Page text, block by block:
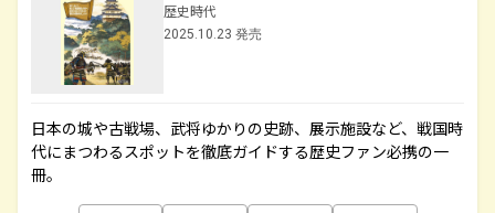
歴史時代
2025.10.23 発売
日本の城や古戦場、武将ゆかりの史跡、展示施設など、戦国時
代にまつわるスポットを徹底ガイドする歴史ファン必携の一
冊。